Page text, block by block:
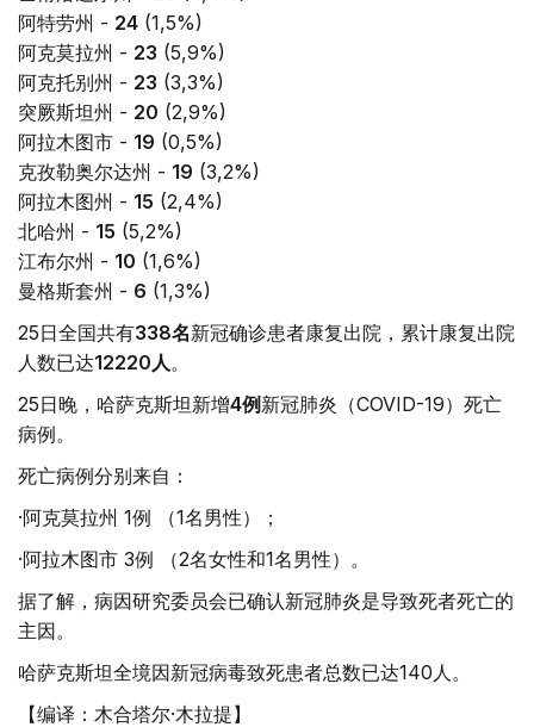
阿特劳州 - 24 (1,5%)
阿克莫拉州 - 23 (5,9%)
阿克托别州 - 23 (3,3%)
突厥斯坦州 - 20 (2,9%)
阿拉木图市 - 19 (0,5%)
克孜勒奥尔达州 - 19 (3,2%)
阿拉木图州 - 15 (2,4%)
北哈州 - 15 (5,2%)
江布尔州 - 10 (1,6%)
曼格斯套州 - 6 (1,3%)
25日全国共有338名新冠确诊患者康复出院，累计康复出院
人数已达12220人。
25日晚，哈萨克斯坦新增4例 新冠肺炎（COVID-19）死亡
病例。
死亡病例分别来自：
·阿克莫拉州 1例 （1名男性）；
·阿拉木图市 3例 （2名女性和1名男性）。
据了解，病因研究委员会已确认新冠肺炎是导致死者死亡的
主因。
哈萨克斯坦全境因新冠病毒致死患者总数已达140人。
【编译：木合塔尔·木拉提】